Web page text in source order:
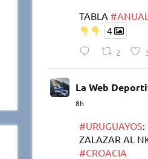
TABLA#ANUAL
4
2
La Web
8h
#URUGUAYOS:
ZALAZAR AL
#CROACIA